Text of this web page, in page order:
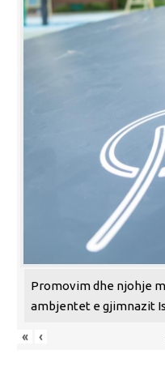
Promovim dhe njohje
ambjentet e gjimnazit
« ‹